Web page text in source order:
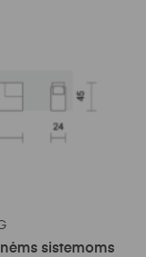
sistemoms